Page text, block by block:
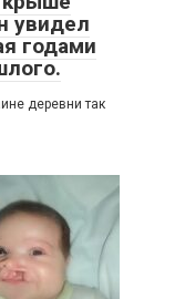
увидел
годами
деревни так